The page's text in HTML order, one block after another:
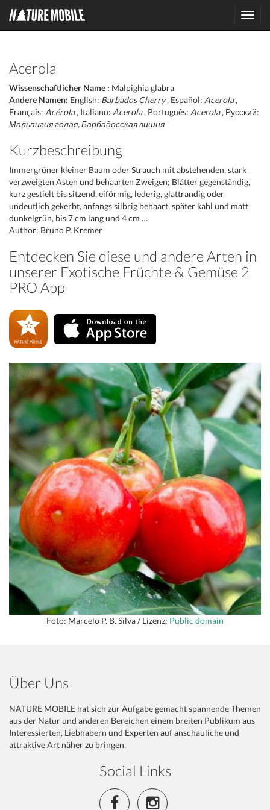
Acerola
Wissenschaftlicher Name : Malpighia glabra
Andere Namen: English: Barbados Cherry, Español: Acerola,
Français: Acérola, Italiano: Acerola, Português: Acerola, Русский:
Мальпигия голая, Барбадосская вишня
Kurzbeschreibung
Immergrüner kleiner Baum oder Strauch mit abstehenden, stark
verzweigten Ästen und behaarten Zweigen; Blätter gegenständig,
kurz gestielt bis sitzend, eiförmig, lederig, glattrandig oder
undeutlich gekerbt, anfangs silbrig behaart, später kahl und matt
dunkelgrün, bis 7 cm lang und 4 cm …
Author: Bruno P. Kremer
Entdecken Sie diese und andere Arten in
unserer Exotische Früchte & Gemüse 2
PRO App
Foto: Marcelo P. B. Silva / Lizenz: Public domain
Über Uns
NATURE MOBILE hat sich zur Aufgabe gemacht spannende Themen
aus der Natur und anderen Bereichen einem breiten Publikum aus
Interessierten, Liebhabern und Experten auf anschauliche und
attraktive Art näher zu bringen.
Social Links